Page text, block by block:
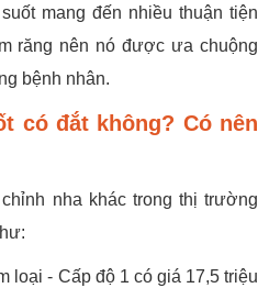
mang đến nhiều thuận tiện
răng nên nó được ưa chuộng
bệnh nhân.
có đắt không? Có nên
nha khác trong thị trường
loại - Cấp độ 1 có giá 17,5 triệu